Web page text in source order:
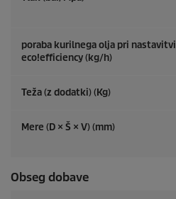
poraba kurilnega olja pri nastavitvi
eco!efficiency(kg/h)
Teža (z dodatki) (Kg)
Mere (D × Š × V) (mm)
Obseg dobave